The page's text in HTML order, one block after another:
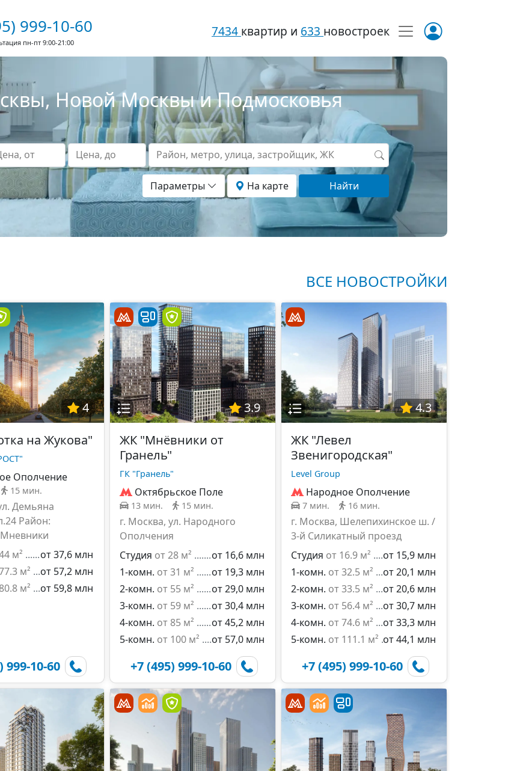
999-10-60
пн-пт 9:00-21:00
7434 квартир и 633 новостроек
Новой Москвы и Подмосковья
от Цена, до Район, метро, улица, застройщик, ЖК
Параметры На карте Найти
ВСЕ НОВОСТРОЙКИ
4
на Жукова"
Ополчение
15 мин.
Демьяна
Район:
м²
от 37,6 млн
м²
от 57,2 млн
м² от 59,8 млн
999-10-60
3.9
ЖК "Мнёвники от
Гранель"
ГК "Гранель"
Октябрьское Поле
13 мин. 15 мин.
г. Москва, ул. Народного
Ополчения
Студия от 28 м²
от 16,6 млн
1-комн. от 31 м²
от 19,3 млн
2-комн. от 55 м²
от 29,0 млн
3-комн. от 59 м²
от 30,4 млн
4-комн. от 85 м²
от 45,2 млн
5-комн. от 100 м² от 57,0 млн
+7 (495) 999-10-60
4.3
ЖК "Левел
Звенигородская"
Level Group
Народное Ополчение
7 мин. 16 мин.
г. Москва, Шелепихинское ш. /
3-й Силикатный проезд
Студия от 16.9 м²
от 15,9 млн
1-комн. от 32.5 м²
от 20,1 млн
2-комн. от 33.5 м²
от 20,6 млн
3-комн. от 56.4 м²
от 30,7 млн
4-комн. от 74.6 м²
от 33,3 млн
5-комн. от 111.1 м² от 44,1 млн
+7 (495) 999-10-60